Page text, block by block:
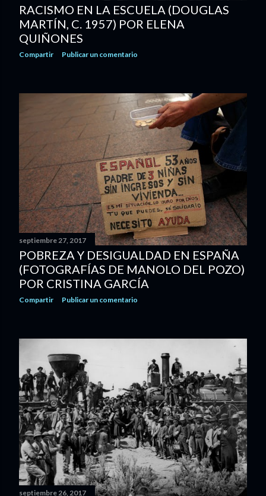
RACISMO EN LA ESCUELA (DOUGLAS
MARTÍN, C. 1957) POR ELENA
QUIÑONES
Compartir Publicar un comentario
septiembre 27, 2017
POBREZA Y DESIGUALDAD EN ESPAÑA
(FOTOGRAFÍAS DE MANOLO DEL POZO)
POR CRISTINA GARCÍA
Compartir Publicar un comentario
septiembre 26, 2017